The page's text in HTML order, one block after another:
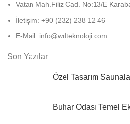
Vatan Mah.Filiz Cad. No:13/E
İletişim: +90 (232) 238 12 46
E-Mail: info@wdteknoloji.com
Son Yazılar
Özel Tasarım
Buhar Odası Temel